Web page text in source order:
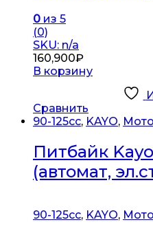
0 из 5
(0)
SKU: n/a
160,900₽
В корзину
Сравнить
90-125cc, KAYO,
Питбайк
(автомат,
90-125cc, KAYO,